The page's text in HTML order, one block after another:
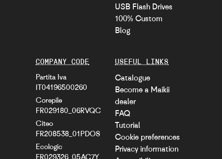
USB Flash Drives
100% Custom
Blog
USEFUL LINKS
Catalogue
Become a Maikii
dealer
FAQ
Tutorial
Cookie preferences
Privacy information
COMPANY CODE
Partita Iva
IT04196500260
Corepile
FR029180_06RVQC
Citeo
FR208538_01PDOS
Ecologic
FR029326_05AC7Y